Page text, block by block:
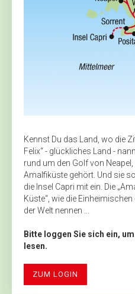
Kennst Du das Land, wo die
Felix“ - glückliches Land -
rund um den Golf von
Amalfiküste gehört. Und sie
die Insel Capri mit ein. Die
Küste“, wie die
der Welt nennen ...
Bitte loggen Sie sich ein,
lesen.
ZUM LOGIN